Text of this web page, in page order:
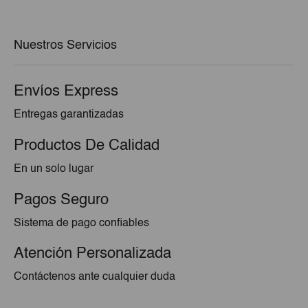
Nuestros Servicios
Envíos Express
Entregas garantizadas
Productos De Calidad
En un solo lugar
Pagos Seguro
Sistema de pago confiables
Atención Personalizada
Contáctenos ante cualquier duda